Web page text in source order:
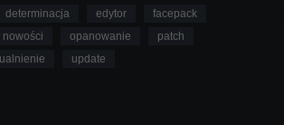
determinacja edytor
facepack
nowości opanowanie
patch
update